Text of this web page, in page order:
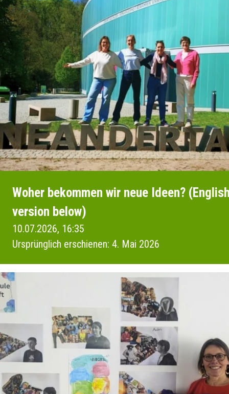
Woher bekommen wir neue Ideen?
version below)
10.07.2026, 16:35
Ursprünglich erschienen: 4. Mai 2026